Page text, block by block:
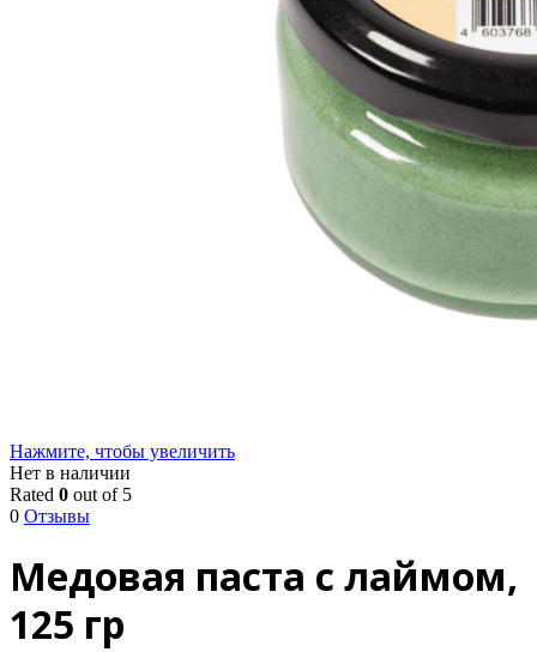
Нажмите, чтобы увеличить
Нет в наличии
Rated 0 out of 5
0 Отзывы
Медовая паста с лаймом,
125 гр